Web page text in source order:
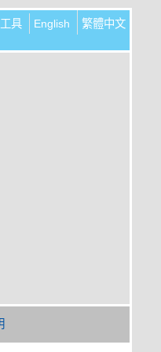
工具 English 繁體中文